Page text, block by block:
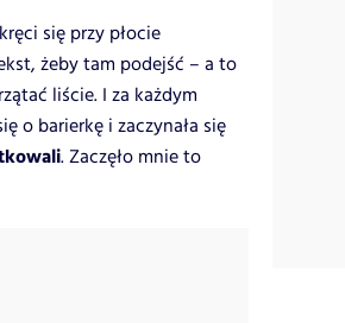
się przy płocie
żeby tam podejść – a to
liście. I za każdym
o barierkę i zaczynała się
. Zaczęło mnie to